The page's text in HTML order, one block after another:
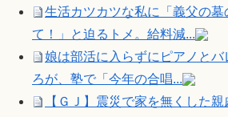
生活カツカツな私に「義父の墓
て！」と迫るトメ。給料減...
娘は部活に入らずにピアノとバ
ろが、塾で「今年の合唱...
【ＧＪ】震災で家を無くした